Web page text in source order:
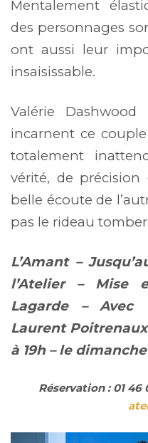
Mentalement
des personnages
ont aussi leur
insaisissable.
Valérie
incarnent ce
totalement
vérité, de
belle écoute de
pas le rideau
L’Amant –
l’Atelier – Mise
Lagarde – Avec
Laurent
à 19h – le dimanche
Réservation : 01 46